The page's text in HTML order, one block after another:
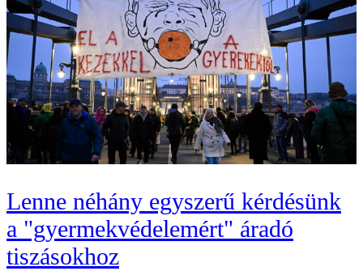
Lenne néhány egyszerű kérdésünk
a "gyermekvédelemért" áradó
tiszásokhoz